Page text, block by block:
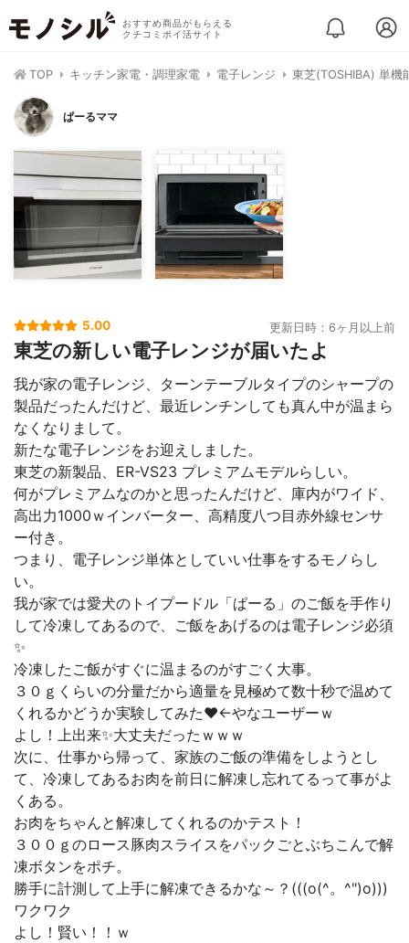
おすすめ商品がもらえる
クチコミポイ活サイト
TOP キッチン家電・調理家電 電子レンジ 東芝(TOSHIBA) 単機
ぱーるママ
5.00 更新日時：6ヶ月以上前
東芝の新しい電子レンジが届いたよ
我が家の電子レンジ、ターンテーブルタイプのシャープの
製品だったんだけど、最近レンチンしても真ん中が温まら
なくなりまして。
新たな電子レンジをお迎えしました。
東芝の新製品、ER-VS23 プレミアムモデルらしい。
何がプレミアムなのかと思ったんだけど、庫内がワイド、
高出力1000ｗインバーター、高精度八つ目赤外線センサ
ー付き。
つまり、電子レンジ単体としていい仕事をするモノらし
い。
我が家では愛犬のトイプードル「ぱーる」のご飯を手作り
して冷凍してあるので、ご飯をあげるのは電子レンジ必須
✨
冷凍したご飯がすぐに温まるのがすごく大事。
３０ｇくらいの分量だから適量を見極めて数十秒で温めて
くれるかどうか実験してみた❤←やなユーザーｗ
よし！上出来✨大丈夫だったｗｗｗ
次に、仕事から帰って、家族のご飯の準備をしようとし
て、冷凍してあるお肉を前日に解凍し忘れてるって事がよ
くある。
お肉をちゃんと解凍してくれるのかテスト！
３００ｇのロース豚肉スライスをパックごとぶちこんで解
凍ボタンをポチ。
勝手に計測して上手に解凍できるかな～？(((o(^。^")o)))
ワクワク
よし！賢い！！ｗ